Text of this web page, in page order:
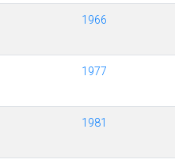
1966
1977
1981